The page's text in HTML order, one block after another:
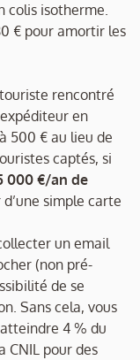
colis isotherme.
€ pour amortir les
rencontré
en
500 € au lieu de
captés, si
000 €/an de
simple carte
un email
(non pré-
de se
Sans cela, vous
4 % du
CNIL pour des